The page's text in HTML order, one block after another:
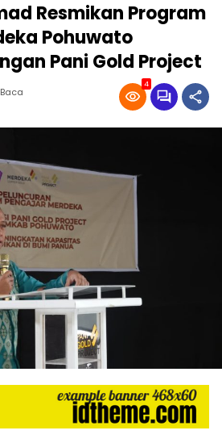
Resmikan Program
Pohuwato
Pani Gold Project
4